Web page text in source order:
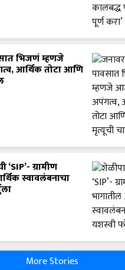
भिजणं म्हणजे
आर्थिक तोटा आणि
ग्रामीण
स्वावलंबनाचा
More Stories